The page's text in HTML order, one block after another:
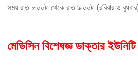
সময় রাত ৮.০০টা থেকে রাত ৯.০০টা (রবিবার ও
মেডিসিন বিশেষজ্ঞ ডাক্তার